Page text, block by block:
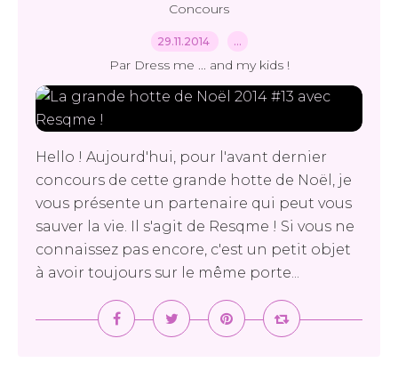
Concours
29.11.2014 …
Par Dress me ... and my kids !
Hello ! Aujourd'hui, pour l'avant dernier
concours de cette grande hotte de Noël, je
vous présente un partenaire qui peut vous
sauver la vie. Il s'agit de Resqme ! Si vous ne
connaissez pas encore, c'est un petit objet
à avoir toujours sur le même porte...